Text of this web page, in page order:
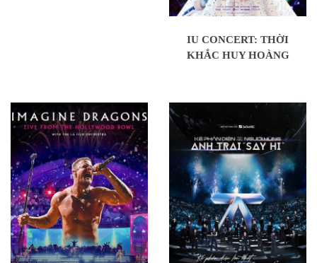
IU CONCERT: THỜI
KHẮC HUY HOÀNG